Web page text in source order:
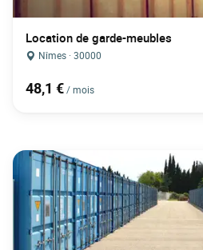
Location de garde-meubles
Nîmes · 30000
48,1 €/ mois